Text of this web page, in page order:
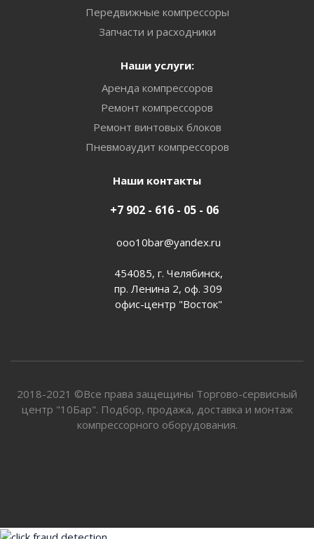
Передвижные компрессоры
Запчасти и расходники
Наши услуги:
Аренда компрессоров
Ремонт компрессоров
Ремонт винтовых блоков
Пневмоаудит компрессоров
Наши контакты
+7 902 - 616 - 05 - 06
ooo10bar@yandex.ru
454085, г. Челябинск,
пр. Ленина 2, оф. 309
офис-центр "Восток"
2018-2021 ©Все права защещины Торгово-сервисный
центр "10Бар". Подбор, продажа, доставка и монтаж
компрессорного оборудования.